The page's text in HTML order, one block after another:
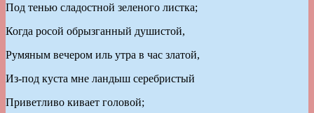
Под тенью сладостной зеленого листка;
Когда росой обрызганный душистой,
Румяным вечером иль утра в час златой,
Из-под куста мне ландыш серебристый
Приветливо кивает головой;